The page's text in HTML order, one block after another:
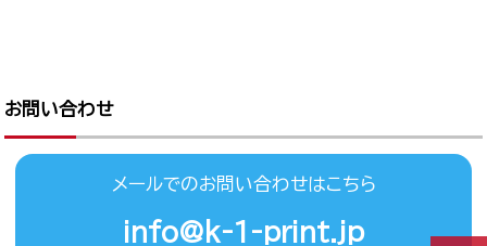
お問い合わせ
メールでのお問い合わせはこちら
info@k-1-print.jp